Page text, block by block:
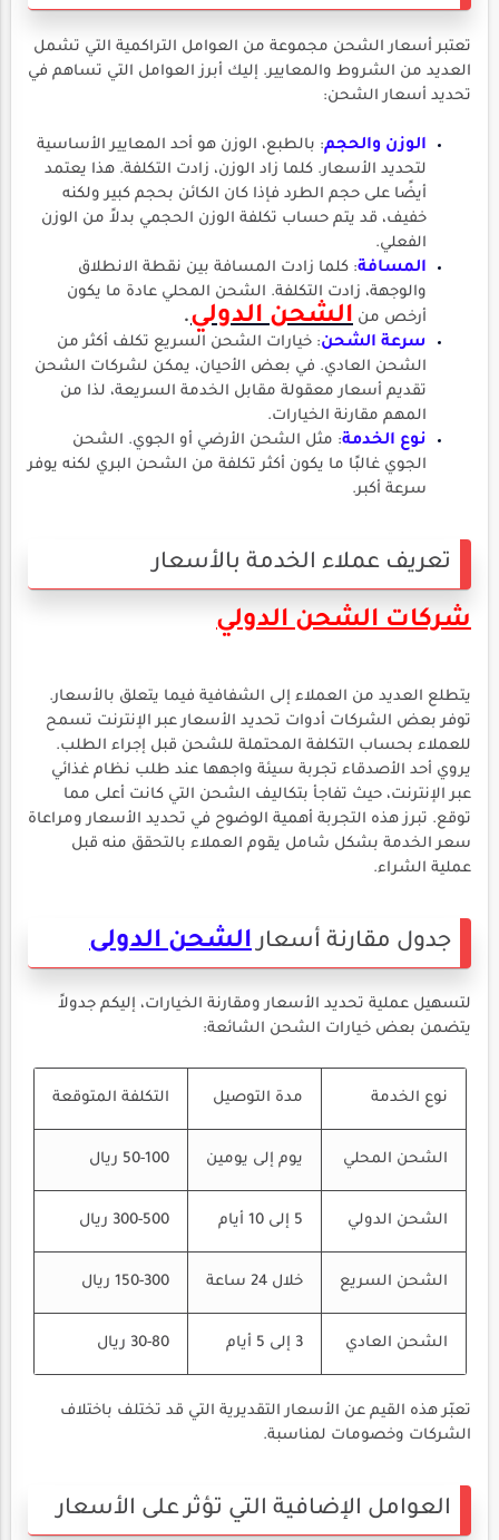
تعتبر أسعار الشحن مجموعة من العوامل التراكمية التي تشمل
العديد من الشروط والمعايير. إليك أبرز العوامل التي تساهم في
تحديد أسعار الشحن:
الوزن والحجم: بالطبع، الوزن هو أحد المعايير الأساسية
لتحديد الأسعار. كلما زاد الوزن، زادت التكلفة. هذا يعتمد
أيضًا على حجم الطرد فإذا كان الكائن بحجم كبير ولكنه
خفيف، قد يتم حساب تكلفة الوزن الحجمي بدلاً من الوزن
الفعلي.
المسافة: كلما زادت المسافة بين نقطة الانطلاق
والوجهة، زادت التكلفة. الشحن المحلي عادة ما يكون
أرخص من الشحن الدولي.
سرعة الشحن: خيارات الشحن السريع تكلف أكثر من
الشحن العادي. في بعض الأحيان، يمكن لشركات الشحن
تقديم أسعار معقولة مقابل الخدمة السريعة، لذا من
المهم مقارنة الخيارات.
نوع الخدمة: مثل الشحن الأرضي أو الجوي. الشحن
الجوي غالبًا ما يكون أكثر تكلفة من الشحن البري لكنه يوفر
سرعة أكبر.
تعريف عملاء الخدمة بالأسعار
شركات الشحن الدولي
يتطلع العديد من العملاء إلى الشفافية فيما يتعلق بالأسعار.
توفر بعض الشركات أدوات تحديد الأسعار عبر الإنترنت تسمح
للعملاء بحساب التكلفة المحتملة للشحن قبل إجراء الطلب.
يروي أحد الأصدقاء تجربة سيئة واجهها عند طلب نظام غذائي
عبر الإنترنت، حيث تفاجأ بتكاليف الشحن التي كانت أعلى مما
توقع. تبرز هذه التجربة أهمية الوضوح في تحديد الأسعار ومراعاة
سعر الخدمة بشكل شامل يقوم العملاء بالتحقق منه قبل
عملية الشراء.
جدول مقارنة أسعارالشحن الدولى
لتسهيل عملية تحديد الأسعار ومقارنة الخيارات، إليكم جدولاً
يتضمن بعض خيارات الشحن الشائعة:
نوع الخدمة مدة التوصيل التكلفة المتوقعة
الشحن المحلي يوم إلى يومين 50-100 ريال
الشحن الدولي 5 إلى 10 أيام 300-500 ريال
الشحن السريع خلال 24 ساعة 150-300 ريال
الشحن العادي 3 إلى 5 أيام 30-80 ريال
تعبّر هذه القيم عن الأسعار التقديرية التي قد تختلف باختلاف
الشركات وخصومات لمناسبة.
العوامل الإضافية التي تؤثر على الأسعار